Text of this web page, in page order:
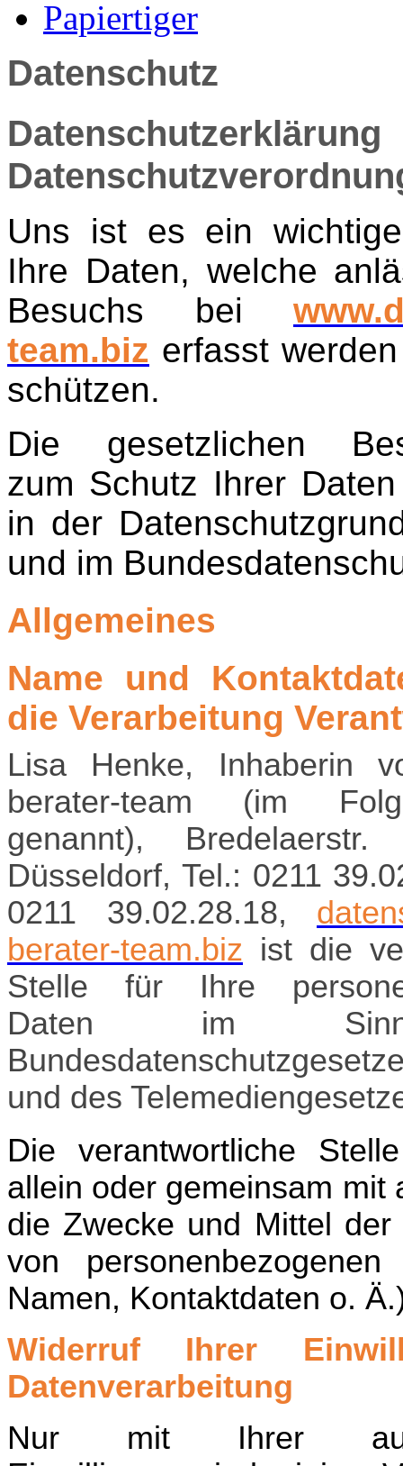
Papiertiger
Datenschutz
Uns ist es ein
Ihre Daten, welche
Besuchs bei
team.biz erfasst
schützen.
Die gesetzlichen
zum Schutz Ihrer
in der
und im
Allgemeines
Name und
die Verarbeitung
Lisa Henke, Inhaberin
berater-team (im
genannt),
Düsseldorf, Tel.: 0211
0211 39.02.28.18,
berater-team.biz ist die
Stelle für Ihre
Daten im
und des
Die verantwortliche
allein oder gemeinsam mit
die Zwecke und Mittel der
von
Namen, Kontaktdaten o.
Widerruf Ihrer
Datenverarbeitung
Nur mit Ihrer